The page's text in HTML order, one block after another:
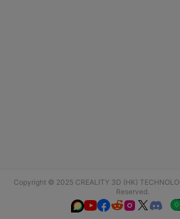
Copyright © 2025 CREALITY 3D (HK)
Reserved.
  